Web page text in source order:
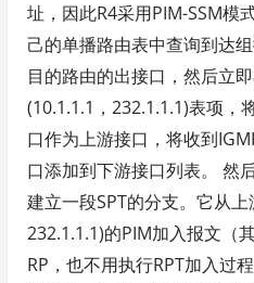
址，因此R4采用PIM-SSM模
己的单播路由表中查询到达
目的路由的出接口，然后立
(10.1.1.1，232.1.1.1)表项，
口作为上游接口，将收到
口添加到下游接口列表。 然
建立一段SPT的分支。它从
232.1.1.1)的PIM加入报文（
RP，也不用执行RPT加入过